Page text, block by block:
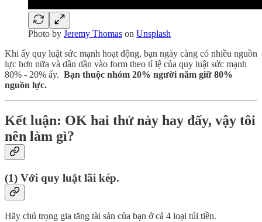
Photo by Jeremy Thomas on Unsplash
Khi ấy quy luật sức mạnh hoạt động, bạn ngày càng có nhiều nguồn
lực hơn nữa và dần dần vào form theo tỉ lệ của quy luật sức mạnh
80% - 20% ấy. Bạn thuộc nhóm 20% người nắm giữ 80%
nguồn lực.
Kết luận: OK hai thứ này hay đấy, vậy tôi
nên làm gì?
(1) Với quy luật lãi kép.
Hãy chú trọng gia tăng tài sản của bạn ở cả 4 loại túi tiền.